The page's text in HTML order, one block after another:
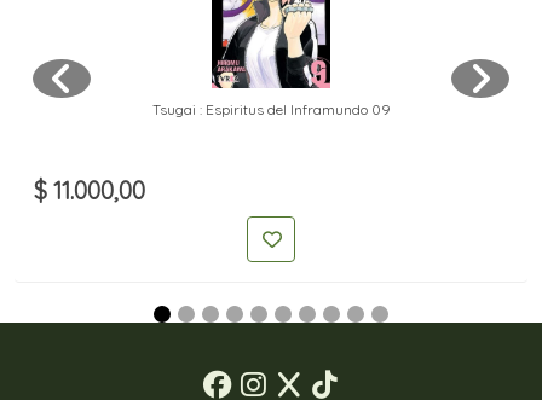
Tsugai : Espiritus del Inframundo 09
$ 11.000,00